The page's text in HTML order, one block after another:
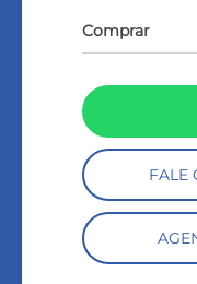
Comprar
FALE